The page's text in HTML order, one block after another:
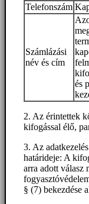
Telefonszám
Számlázási
név és cím
és
2. Az érintettek
kifogással élő,
3. Az
határideje: A
arra adott válasz
§ (7) bekezdése